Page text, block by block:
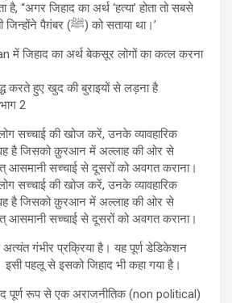
“अगर जिहाद का अर्थ ‘हत्या’ होता तो सबसे
पहले उनकी हत्या की जाती जिन्होंने पैग़ंबर (ﷺ) को सताया था।’
में जिहाद का अर्थ बेकसूर लोगों का कत्ल करना
करते हुए खुद की बुराइयों से लड़ना है
2
सच्चाई की खोज करें, उनके व्यावहारिक
वह है जिसको क़ुरआन में अल्लाह की ओर से
आसमानी सच्चाई से दूसरों को अवगत कराना।
सच्चाई की खोज करें, उनके व्यावहारिक
वह है जिसको क़ुरआन में अल्लाह की ओर से
आसमानी सच्चाई से दूसरों को अवगत कराना।
गंभीर प्रक्रिया है। यह पूर्ण डेडिकेशन
पहलू से इसको जिहाद भी कहा गया है।
पूर्ण रूप से एक अराजनीतिक (non political)